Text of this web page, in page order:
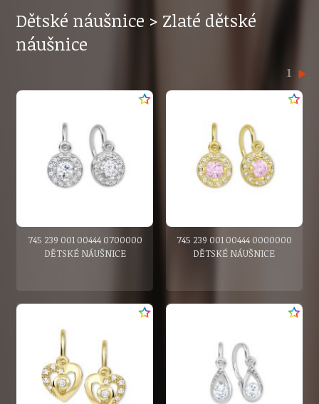
Dětské náušnice > Zlaté dětské
náušnice
1
745 239 001 00444 0700000
DĚTSKÉ NÁUŠNICE
745 239 001 00444 0000000
DĚTSKÉ NÁUŠNICE